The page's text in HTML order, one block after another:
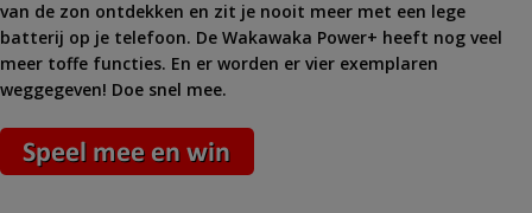
van de zon ontdekken en zit je nooit meer met een lege
batterij op je telefoon. De Wakawaka Power+ heeft nog veel
meer toffe functies. En er worden er vier exemplaren
weggegeven! Doe snel mee.